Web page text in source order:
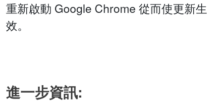
重新啟動 Google Chrome 從而使更新生
效。
進一步資訊: